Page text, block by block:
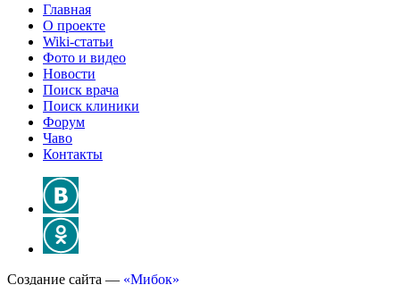
Главная
О проекте
Wiki-статьи
Фото и видео
Новости
Поиск врача
Поиск клиники
Форум
Чаво
Контакты
Создание сайта — «Мибок»